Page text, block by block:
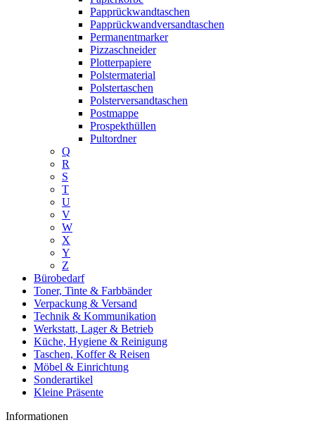
Papprückwandtaschen
Papprückwandversandtaschen
Permanentmarker
Pizzaschneider
Plotterpapiere
Polstermaterial
Polstertaschen
Polsterversandtaschen
Postmappe
Prospekthüllen
Pultordner
Q
R
S
T
U
V
W
X
Y
Z
Bürobedarf
Toner, Tinte & Farbbänder
Verpackung & Versand
Technik & Kommunikation
Werkstatt, Lager & Betrieb
Küche, Hygiene & Reinigung
Taschen, Koffer & Reisen
Möbel & Einrichtung
Sonderartikel
Kleine Präsente
Informationen